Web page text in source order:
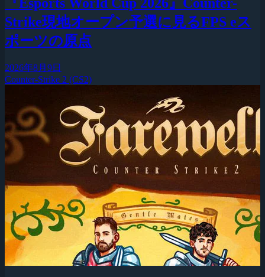
Strike現地オープン予選に見るFPS eス
ポーツの原点
2026年8月9日
Counter-Strike 2 (CS2)